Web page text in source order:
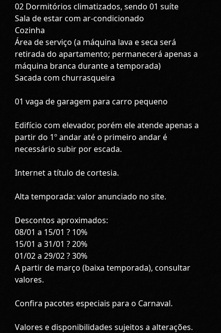
02 Dormitórios climatizados, sendo 01 suíte
Sala de estar com ar-condicionado
Cozinha
Área de serviço (a máquina lava e seca será
retirada do apartamento; permanecerá apenas a
máquina branca durante a temporada)
Sacada com churrasqueira
01 vaga de garagem para carro pequeno
Edifício com elevador, porém ele atende apenas a
partir do 1º andar até o primeiro andar é
necessário subir por escada.
Internet a título de cortesia.
Alta temporada: valor anunciado no site.
Descontos aproximados:
08/01 a 15/01 ? 10%
15/01 a 31/01 ? 20%
01/02 a 29/02 ? 30%
A partir de março (baixa temporada), consultar
valores.
Confira pacotes especiais para o Carnaval.
Valores e disponibilidades sujeitos a alterações.